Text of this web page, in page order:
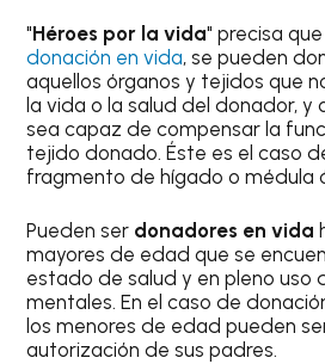
"Héroes por la vida" precisa
donación en vida, se pueden
aquellos órganos y tejidos que
la vida o la salud del donador, y
sea capaz de compensar la
tejido donado. Éste es el caso
fragmento de hígado o médula
Pueden ser donadores en vida
mayores de edad que se
estado de salud y en pleno uso
mentales. En el caso de
los menores de edad pueden
autorización de sus padres.